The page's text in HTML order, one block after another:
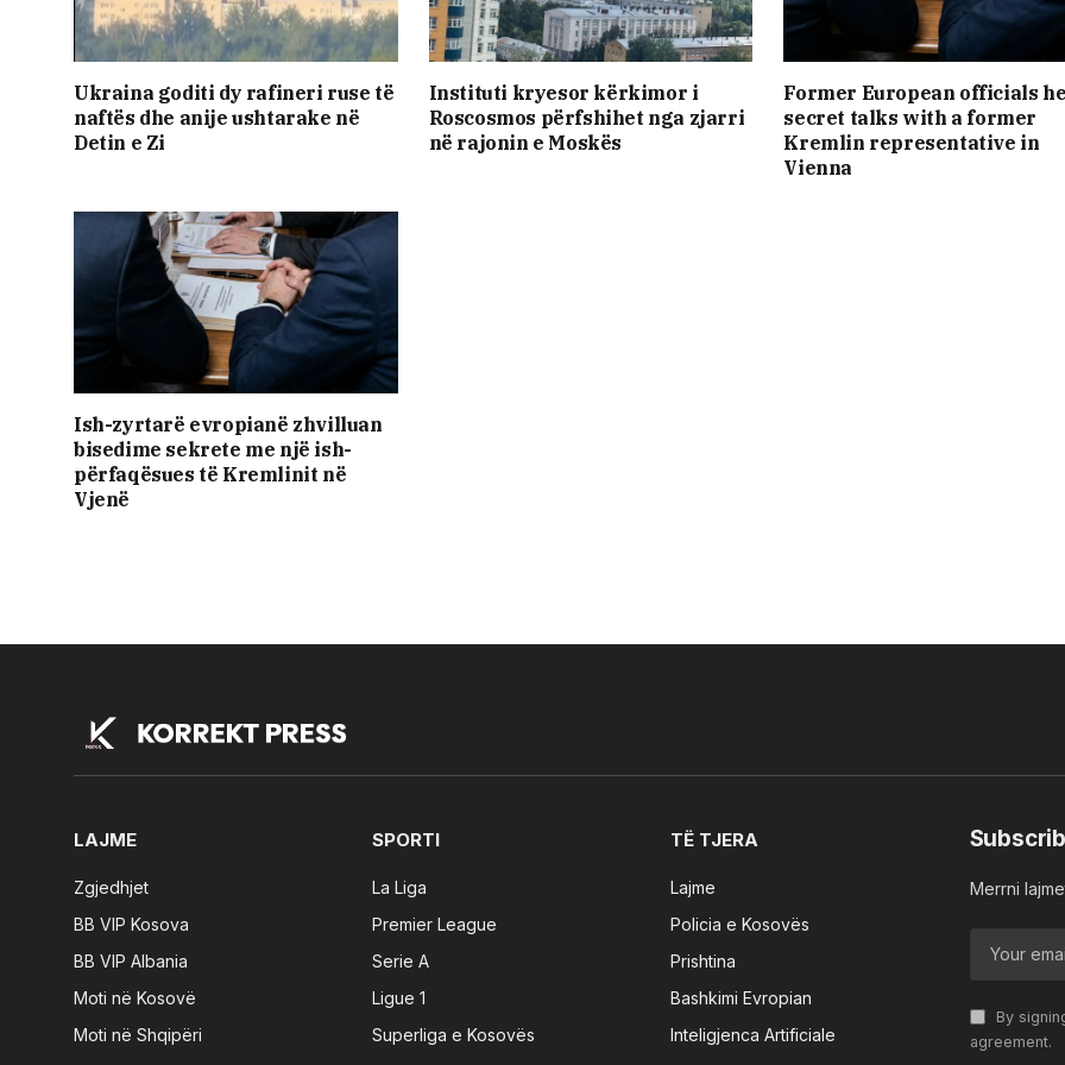
Ukraina goditi dy rafineri ruse të
naftës dhe anije ushtarake në
Detin e Zi
Instituti kryesor kërkimor i
Roscosmos përfshihet nga zjarri
në rajonin e Moskës
Former European officials
secret talks with a former
Kremlin representative in
Vienna
Ish-zyrtarë evropianë zhvilluan
bisedime sekrete me një ish-
përfaqësues të Kremlinit në
Vjenë
LAJME
Zgjedhjet
BB VIP Kosova
BB VIP Albania
Moti në Kosovë
Moti në Shqipëri
SPORTI
La Liga
Premier League
Serie A
Ligue 1
Superliga e Kosovës
TË TJERA
Lajme
Policia e Kosovës
Prishtina
Bashkimi Evropian
Inteligjenca Artificiale
Merrni
By
agreement.